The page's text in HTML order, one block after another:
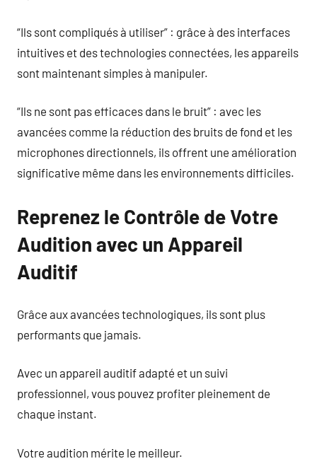
“Ils sont compliqués à utiliser” : grâce à des interfaces
intuitives et des technologies connectées, les appareils
sont maintenant simples à manipuler.
“Ils ne sont pas efficaces dans le bruit” : avec les
avancées comme la réduction des bruits de fond et les
microphones directionnels, ils offrent une amélioration
significative même dans les environnements difficiles.
Reprenez le Contrôle de Votre
Audition avec un Appareil
Auditif
Grâce aux avancées technologiques, ils sont plus
performants que jamais.
Avec un appareil auditif adapté et un suivi
professionnel, vous pouvez profiter pleinement de
chaque instant.
Votre audition mérite le meilleur.